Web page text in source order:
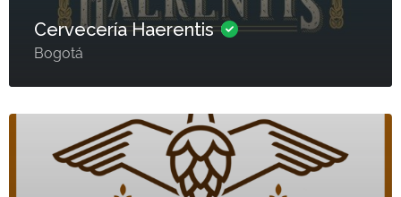
Cervecería Haerentis
Bogotá